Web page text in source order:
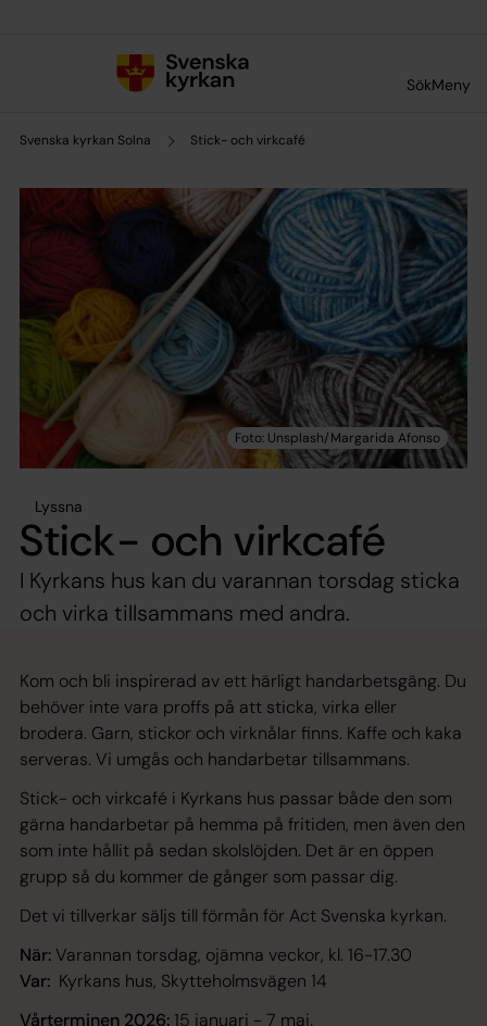
SökMeny
Svenska kyrkan Solna Stick- och virkcafé
Lyssna
Stick- och virkcafé
I Kyrkans hus kan du varannan torsdag sticka
och virka tillsammans med andra.
Kom och bli inspirerad av ett härligt handarbetsgäng. Du
behöver inte vara proffs på att sticka, virka eller
brodera. Garn, stickor och virknålar finns. Kaffe och kaka
serveras. Vi umgås och handarbetar tillsammans.
Stick- och virkcafé i Kyrkans hus passar både den som
gärna handarbetar på hemma på fritiden, men även den
som inte hållit på sedan skolslöjden. Det är en öppen
grupp så du kommer de gånger som passar dig.
Det vi tillverkar säljs till förmån för Act Svenska kyrkan.
När: Varannan torsdag, ojämna veckor, kl. 16-17.30
Var: Kyrkans hus, Skytteholmsvägen 14
Vårterminen 2026: 15 januari - 7 maj.